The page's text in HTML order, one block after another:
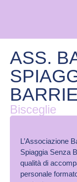
ASS.
Bisceglie
L’Associazione
Spiaggia Senza
qualità di
personale